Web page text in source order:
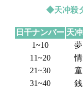
◆天冲殺
日干ナンバー 天
1~10
11~20
21~30
31~40